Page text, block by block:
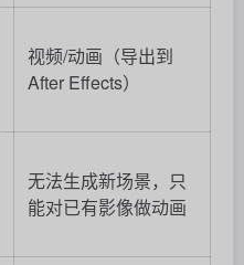
视频/动画（导出到
After Effects）
无法生成新场景，只
能对已有影像做动画